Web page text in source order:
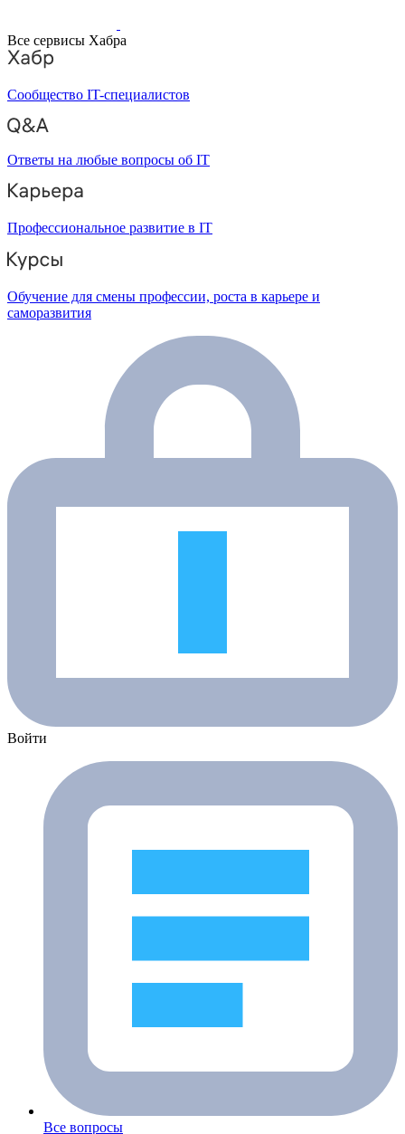
Все сервисы Хабра
Сообщество IT-специалистов
Ответы на любые вопросы об IT
Профессиональное развитие в IT
Обучение для смены профессии, роста в карьере и
саморазвития
Войти
Все вопросы